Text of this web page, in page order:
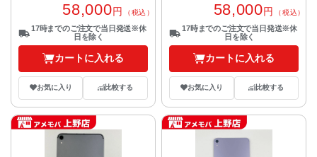
58,000円 （税込）
17時までのご注文で当日発送※休
日を除く
カートに入れる
お気に入り 比較する
58,000円 （税込）
17時までのご注文で当日発送※休
日を除く
カートに入れる
お気に入り 比較する